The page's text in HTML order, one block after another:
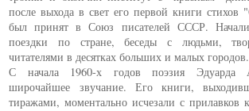
после выхода в свет его первой книги стихов
был принят в Союз писателей СССР.
поездки по стране, беседы с людьми,
читателями в десятках больших и малых городов.
С начала 1960-х годов поэзия Эдуарда
широчайшее звучание. Его книги,
тиражами, моментально исчезали с прилавков